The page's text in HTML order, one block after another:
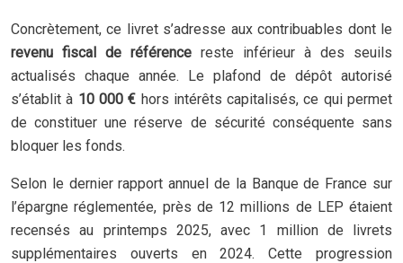
Concrètement, ce livret s’adresse aux contribuables dont le
revenu fiscal de référence reste inférieur à des seuils
actualisés chaque année. Le plafond de dépôt autorisé
s’établit à 10 000 € hors intérêts capitalisés, ce qui permet
de constituer une réserve de sécurité conséquente sans
bloquer les fonds.
Selon le dernier rapport annuel de la Banque de France sur
l’épargne réglementée, près de 12 millions de LEP étaient
recensés au printemps 2025, avec 1 million de livrets
supplémentaires ouverts en 2024. Cette progression